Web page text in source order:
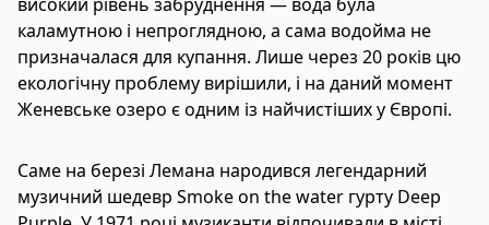
каламутною і непроглядною, а сама водойма не
призначалася для купання. Лише через 20 років цю
екологічну проблему вирішили, і на даний момент
Женевське озеро є одним із найчистіших у Європі.
Саме на березі Лемана народився легендарний
музичний шедевр Smoke on the water гурту Deep